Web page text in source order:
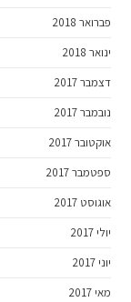
פברואר 2018
ינואר 2018
דצמבר 2017
נובמבר 2017
אוקטובר 2017
ספטמבר 2017
אוגוסט 2017
יולי 2017
יוני 2017
מאי 2017